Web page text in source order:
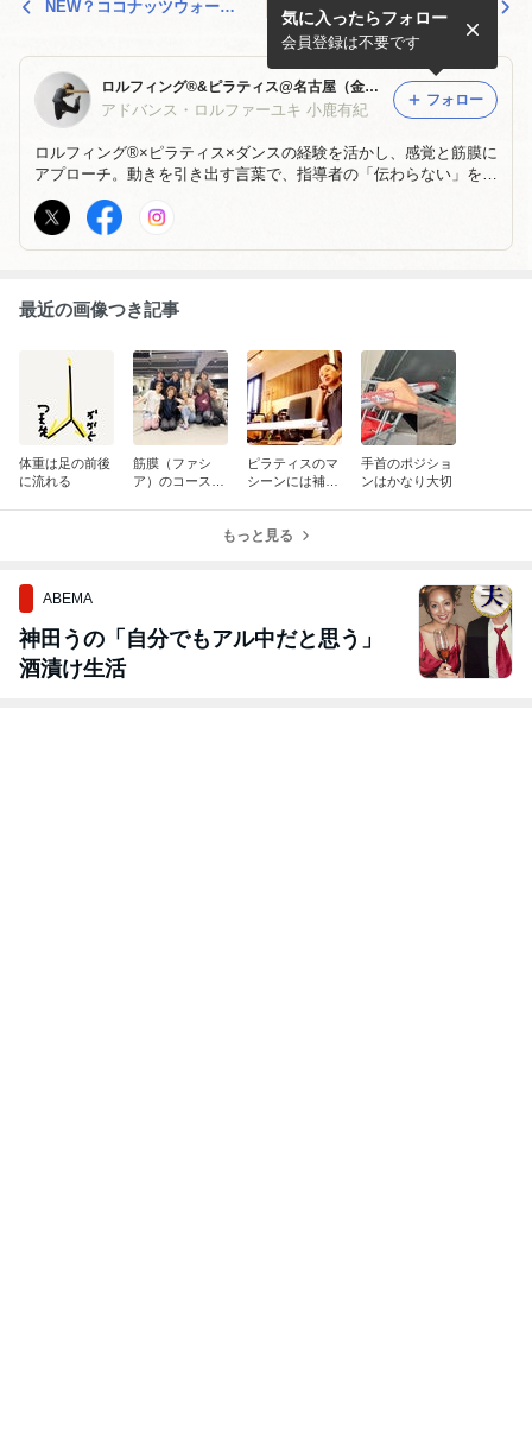
NEW？ココナッツウォータ
からだの可動域を堪能！
ロルフィング®︎&ピラティス@名古屋（金山）&東京 by アドバンスト ロルファーユキ
アドバンス・ロルファーユキ 小鹿有紀
ロルフィング®︎×ピラティス×ダンスの経験を活かし、感覚と筋膜に
アプローチ。動きを引き出す言葉で、指導者の「伝わらない」を
ブログです。
気に入ったらフォロー
会員登録は不要です
フォロー
最近の画像つき記事
体重は足の前後
に流れる
筋膜（ファシ
ア）のコースで
ピラティスのマ
シーンには補助
手首のポジショ
ンはかなり大切
もっと見る
ABEMA
神田うの「自分でもアル中だと思う」
酒漬け生活